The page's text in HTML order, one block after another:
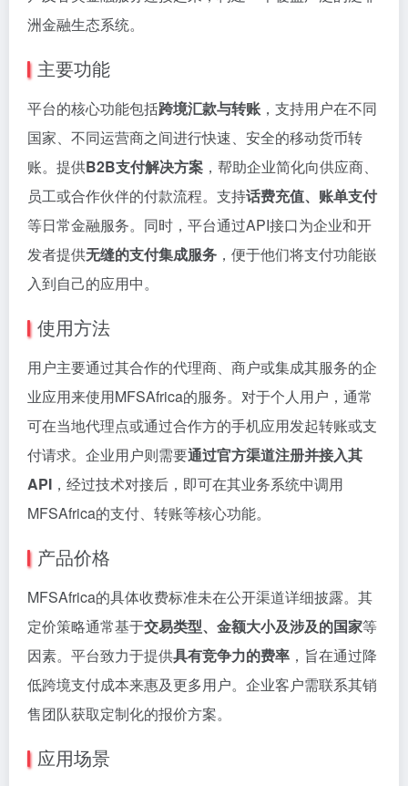
洲金融生态系统。
主要功能
平台的核心功能包括跨境汇款与转账 ，支持用户在不同
国家、不同运营商之间进行快速、安全的移动货币转
账。提供B2B支付解决方案 ，帮助企业简化向供应商、
员工或合作伙伴的付款流程。支持话费充值、账单支付
等日常金融服务。同时，平台通过API接口为企业和开
发者提供无缝的支付集成服务 ，便于他们将支付功能嵌
入到自己的应用中。
使用方法
用户主要通过其合作的代理商、商户或集成其服务的企
业应用来使用MFSAfrica的服务。对于个人用户，通常
可在当地代理点或通过合作方的手机应用发起转账或支
付请求。企业用户则需要通过官方渠道注册并接入其
API ，经过技术对接后，即可在其业务系统中调用
MFSAfrica的支付、转账等核心功能。
产品价格
MFSAfrica的具体收费标准未在公开渠道详细披露。其
定价策略通常基于交易类型、金额大小及涉及的国家等
因素。平台致力于提供具有竞争力的费率 ，旨在通过降
低跨境支付成本来惠及更多用户。企业客户需联系其销
售团队获取定制化的报价方案。
应用场景